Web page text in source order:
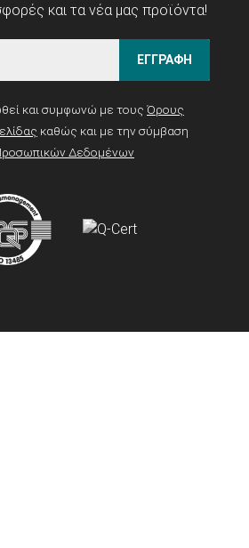
και τα νέα μας προϊόντα!
ΕΓΓΡΑΦΗ
και συμφωνώ με τους Όρους
καθώς και με την σύμβαση
Δεδομένων